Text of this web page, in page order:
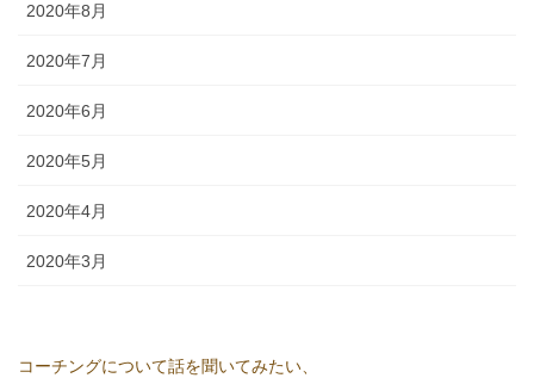
2020年8月
2020年7月
2020年6月
2020年5月
2020年4月
2020年3月
コーチングについて話を聞いてみたい、